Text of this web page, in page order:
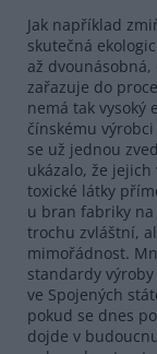
Jak například
skutečná
až
zařazuje do
nemá tak
čínskému
se už jednou
ukázalo, že
toxické látky
u bran fabriky
trochu zvláštní,
mimořádnost.
standardy
ve Spojených
pokud se dnes
dojde v